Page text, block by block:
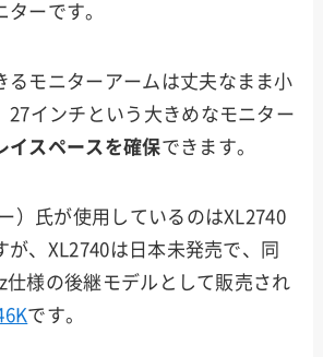
ーです。
るモニターアームは丈夫なまま小
27インチという大きめなモニター
イスペースを確保できます。
）氏が使用しているのはXL2740
が、XL2740は日本未発売で、同
仕様の後継モデルとして販売され
です。